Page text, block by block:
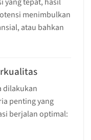
menimbulkan
atau bahkan
dilakukan
penting yang
berjalan optimal: